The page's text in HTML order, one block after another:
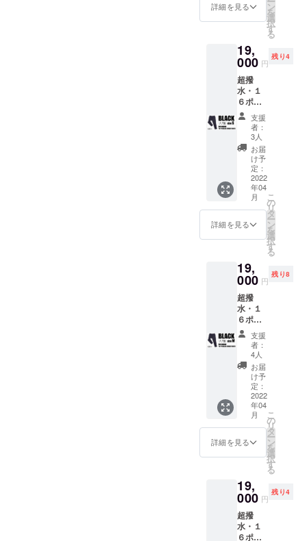
セール
割引価
格でご
購入い
ただけ
るこの
機会を
お見逃
しな
く！
し】：
ジュア
ル〜キ
レイ目
のスタ
イルま
でOK
※RE:LO
REはお
客様
ファー
ストと
サステ
ナブル
の観点
から
セール
を実施
格でご
購入い
ただけ
るこの
機会を
お見逃
しな
く！
イズ
【一般
販売予
格】税
込
23,100
円から
驚愕の
4,100円
OFF！
！ 税込
み、送
料込み
なの
で、非
常にお
買い得
です！
・【リ
ブ無
く、カ
ジュア
ル〜キ
レイ目
のスタ
イルま
でOK
※RE:LO
REはお
客様
ファー
ストと
サステ
ナブル
の観点
から
セール
割引価
格でご
購入い
ただけ
るこの
詳細を見る ン
を
選
択
す
る
19,
000 円
残り4
超撥
水・１
６ポ
ケット
ス
ウェッ
トパン
ツ【リ
ブ無
し】 ×
１着
BLACK
Sサイ
ズ 【一
般販売
予定価
込
23,100
円から
驚愕の
4,100円
OFF！
！ 税込
み、送
料込み
なの
で、非
常にお
買い得
です！
・【リ
ブ無
し】：
ジュア
ル〜キ
レイ目
のスタ
イルま
支援
者：
3人
お届
け予
定：
2022
年04
月
詳細を見る
こ
の
リ
タ
ー
ン
を
選
択
す
る
19,
000 円
残り8
超撥
水・１
６ポ
ケット
ス
ウェッ
トパン
ツ【リ
ブ無
し】 ×
１着
BLACK
Mサ
イズ
【一般
販売予
格】税
込
23,100
円から
驚愕の
4,100円
支援
者：
4人
お届
け予
定：
2022
年04
月
詳細を見る
こ
の
リ
タ
ー
ン
を
選
択
す
る
19,
000 円
残り4
超撥
水・１
６ポ